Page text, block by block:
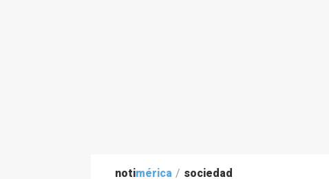
notimérica / sociedad